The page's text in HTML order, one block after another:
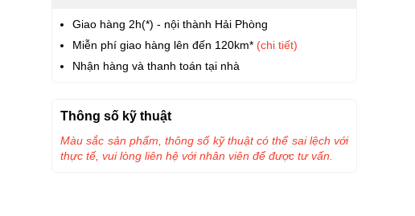
Giao hàng 2h(*) - nội thành Hải Phòng
Miễn phí giao hàng lên đến 120km* (chi tiết)
Nhận hàng và thanh toán tại nhà
Thông số kỹ thuật
Màu sắc sản phẩm, thông số kỹ thuật có thể sai lệch với
thực tế, vui lòng liên hệ với nhân viên để được tư vấn.